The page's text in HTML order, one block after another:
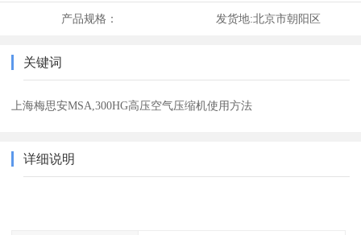
产品规格： 发货地:北京市朝阳区
关键词
上海梅思安MSA,300HG高压空气压缩机使用方法
详细说明